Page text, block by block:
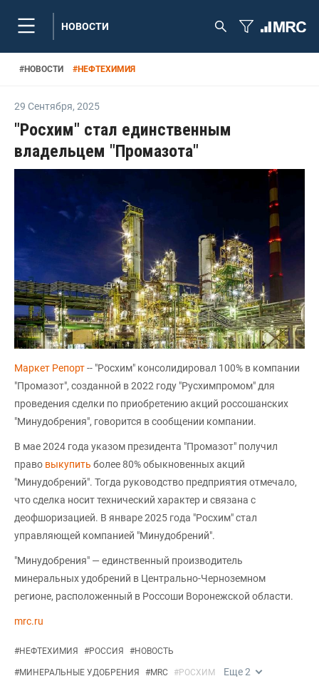
НОВОСТИ
#НОВОСТИ #НЕФТЕХИМИЯ
29 Сентября, 2025
"Росхим" стал единственным
владельцем "Промазота"
Маркет Репорт-- "Росхим" консолидировал 100% в компании
"Промазот", созданной в 2022 году "Русхимпромом" для
проведения сделки по приобретению акций россошанских
"Минудобрения", говорится в сообщении компании.
В мае 2024 года указом президента "Промазот" получил
право выкупить более 80% обыкновенных акций
"Минудобрений". Тогда руководство предприятия отмечало,
что сделка носит технический характер и связана с
деофшоризацией. В январе 2025 года "Росхим" стал
управляющей компанией "Минудобрений".
"Минудобрения" — единственный производитель
минеральных удобрений в Центрально-Черноземном
регионе, расположенный в Россоши Воронежской области.
mrc.ru
#НЕФТЕХИМИЯ #РОССИЯ #НОВОСТЬ
#МИНЕРАЛЬНЫЕ УДОБРЕНИЯ #MRC #РОСХИМ Еще2